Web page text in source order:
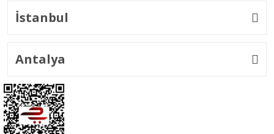
İstanbul
Antalya